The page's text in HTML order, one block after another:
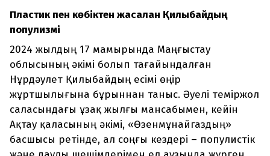
Пластик пен көбіктен жасалған Қилыбайдың
популизмі
2024 жылдың 17 мамырында Маңғыстау
облысының әкімі болып тағайындалған
Нұрдәулет Қилыбайдың есімі өңір
жұртшылығына бұрыннан таныс. Әуелі теміржол
саласындағы ұзақ жылғы мансабымен, кейін
Ақтау қаласының әкімі, «Өзенмұнайгаздың»
басшысы ретінде, ал соңғы кездері – популистік